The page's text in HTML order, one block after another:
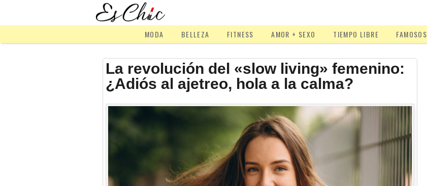
MODA BELLEZA FITNESS AMOR + SEXO TIEMPO LIBRE FAMOSOS
La revolución del «slow living» femenino:
¿Adiós al ajetreo, hola a la calma?